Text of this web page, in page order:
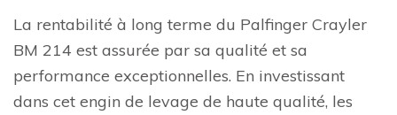
La rentabilité à long terme du Palfinger Crayler
BM 214 est assurée par sa qualité et sa
performance exceptionnelles. En investissant
dans cet engin de levage de haute qualité, les